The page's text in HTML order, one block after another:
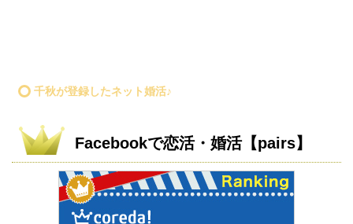
千秋が登録したネット婚活♪
Facebookで恋活・婚活【pairs】